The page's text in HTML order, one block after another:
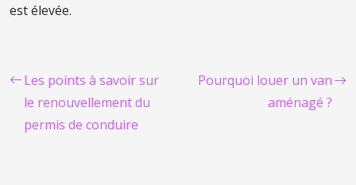
est élevée.
Les points à savoir sur
le renouvellement du
permis de conduire
Pourquoi louer un van
aménagé ?